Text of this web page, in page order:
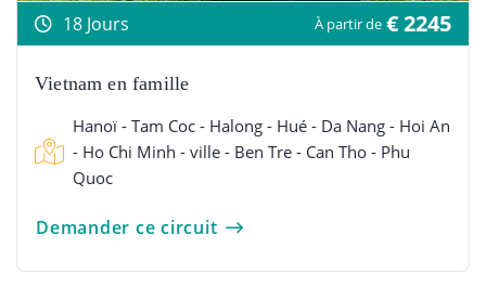
18 Jours À partir de € 2245
Vietnam en famille
Hanoï - Tam Coc - Halong - Hué - Da Nang - Hoi An
- Ho Chi Minh - ville - Ben Tre - Can Tho - Phu
Quoc
Demander ce circuit